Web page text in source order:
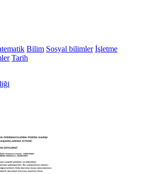
Bilim Sosyal bilimler İşletme
Tarih